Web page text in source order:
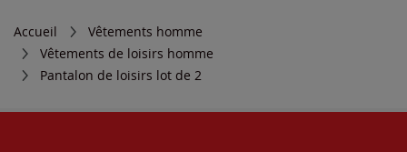
Accueil
Vêtements homme
Vêtements de loisirs homme
Pantalon de loisirs lot de 2